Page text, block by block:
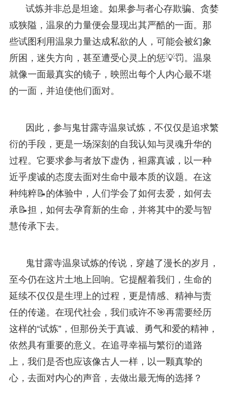
试炼并非总是坦途。如果参与者心存欺骗、贪婪
或狭隘，温泉的力量便会显现出其严酷的一面。那
些试图利用温泉力量达成私欲的人，可能会被幻象
所困，迷失方向，甚至遭受心灵上的惩💡罚。温泉
就像一面最真实的镜子，映照出每个人内心最不堪
的一面，并迫使他们面对。
因此，参与鬼甘露寺温泉试炼，不仅仅是追求繁
衍的手段，更是一场深刻的自我认知与灵魂升华的
过程。它要求参与者放下虚伪，袒露真诚，以一种
近乎虔诚的态度去面对生命中最本质的议题。在这
种纯粹📝的体验中，人们学会了如何去爱，如何去
承📝担，如何去孕育新的生命，并将其中的爱与智
慧传承下去。
鬼甘露寺温泉试炼的传说，穿越了漫长的岁月，
至今仍在这片土地上回响。它提醒着我们，生命的
延续不仅仅是生理上的过程，更是情感、精神与责
任的传递。在现代社会，我们或许不🎯再需要经历
这样的“试炼”，但那份关于真诚、勇气和爱的精神，
依然具有重要的意义。在追寻幸福与繁衍的道路
上，我们是否也应该像古人一样，以一颗真挚的
心，去面对内心的声音，去做出最无悔的选择？